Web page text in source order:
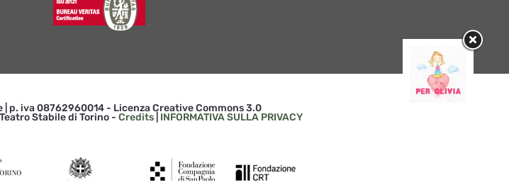
p. iva 08762960014 - Licenza Creative Commons 3.0
Stabile di Torino - Credits INFORMATIVA SULLA PRIVACY